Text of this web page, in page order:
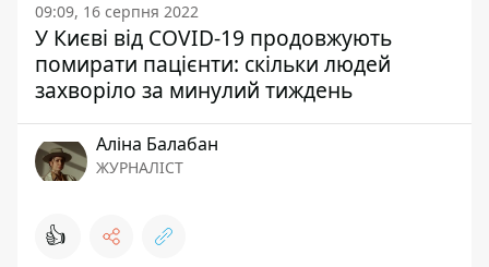
09:09, 16 серпня 2022
У Києві від COVID-19 продовжують
помирати пацієнти: скільки людей
захворіло за минулий тиждень
Аліна Балабан
ЖУРНАЛІСТ
👍